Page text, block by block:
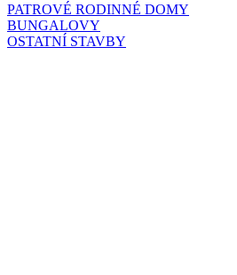
PATROVÉ RODINNÉ DOMY
BUNGALOVY
OSTATNÍ STAVBY